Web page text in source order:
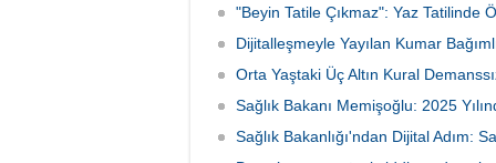
kaybı (sarkopeni) ve düşme riskine karşı
düzenli kuvvet antrenmanının önemine
dikkat çekerek, direnç egzersizlerinin
bütüncül faydalar sunduğunu belirtti.
gittiği
"Beyin Tatile Çıkmaz": Yaz Tatilinde
Dijitalleşmeyle Yayılan Kumar
Orta Yaştaki Üç Altın Kural
Sağlık Bakanı Memişoğlu: 2025
Sağlık Bakanlığı'ndan Dijital Adım: